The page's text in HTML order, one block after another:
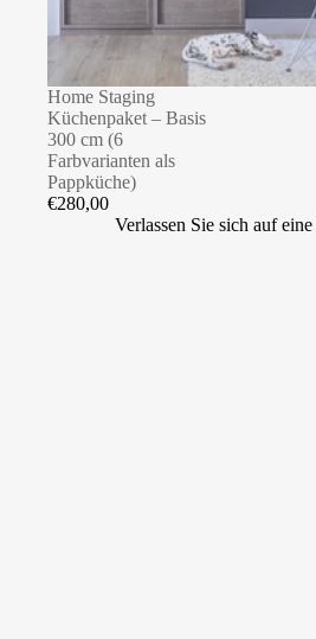
Home Staging
Küchenpaket – Basis
300 cm (6
Farbvarianten als
Pappküche)
€280,00
Verlassen Sie sich auf